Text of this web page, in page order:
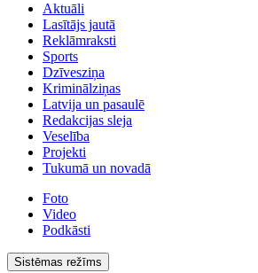
Aktuāli
Lasītājs jautā
Reklāmraksti
Sports
Dzīvesziņa
Kriminālziņas
Latvija un pasaulē
Redakcijas sleja
Veselība
Projekti
Tukumā un novadā
Foto
Video
Podkāsti
Sistēmas režīms